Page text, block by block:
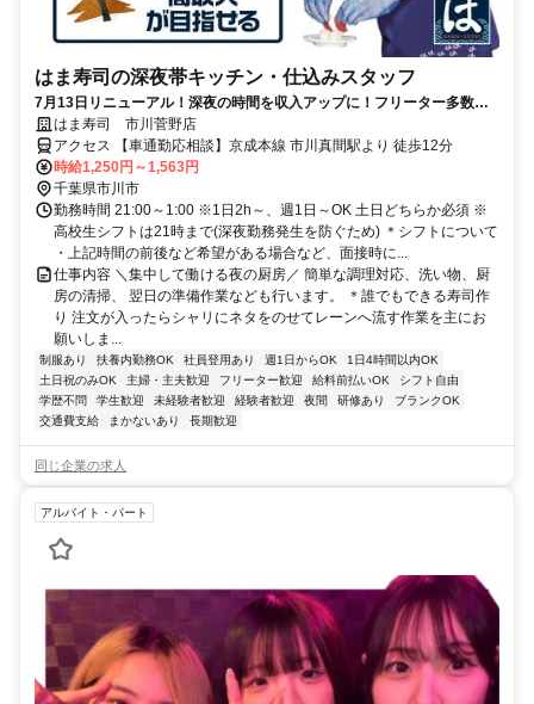
はま寿司の深夜帯キッチン・仕込みスタッフ
7月13日リニューアル！深夜の時間を収入アップに！フリーター多数活
躍中♪高収入を目指せる環境です！
はま寿司 市川菅野店
アクセス 【車通勤応相談】京成本線 市川真間駅より 徒歩12分
時給1,250円～1,563円
千葉県市川市
勤務時間 21:00～1:00 ※1日2h～、週1日～OK 土日どちらか必須 ※
高校生シフトは21時まで(深夜勤務発生を防ぐため) ＊シフトについて
・上記時間の前後など希望がある場合など、面接時に...
仕事内容 ＼集中して働ける夜の厨房／ 簡単な調理対応、洗い物、厨
房の清掃、 翌日の準備作業なども行います。 ＊誰でもできる寿司作
り 注文が入ったらシャリにネタをのせてレーンへ流す作業を主にお
願いしま...
制服あり 扶養内勤務OK 社員登用あり 週1日からOK
1日4時間以内OK
土日祝のみOK
主婦・主夫歓迎 フリーター歓迎 給料前払いOK
シフト自由
学歴不問
学生歓迎 未経験者歓迎 経験者歓迎 夜間 研修あり
ブランクOK
交通費支給
まかないあり 長期歓迎
同じ企業の求人
アルバイト・パート